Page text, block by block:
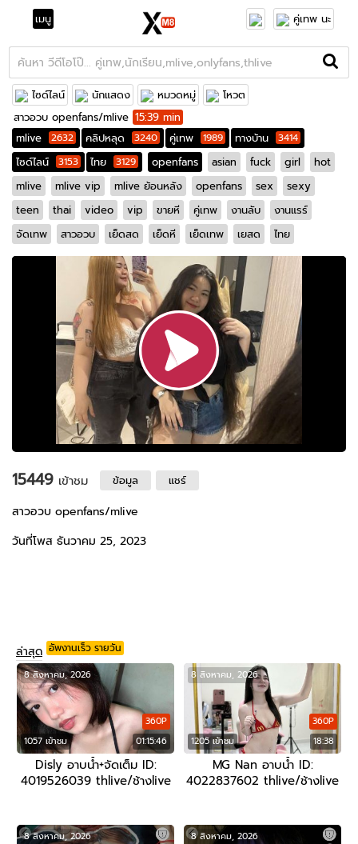
เมนู คู่เทพ นะ
ไซด์ไลน์ นักแสดง หมวดหมู่
โหวต
สาวอวบ openfans/mlive 15:39 min
mlive
2632 คลิปหลุด 3240 คู่เทพ 1989 ทางบ้าน 3414
ไซด์ไลน์ 3153 ไทย 3129 openfans asian fuck girl
hot
mlive
mlive vip mlive ย้อนหลัง openfans sex
sexy
teen
thai video vip ขายหี คู่เทพ งานลับ
งานแรร์
จัดเทพ
สาวอวบ เย็ดสด เย็ดหี เย็ดเทพ เยสด ไทย
15449 เข้าชม ข้อมูล แชร์
สาวอวบ openfans/mlive
วันที่โพส ธันวาคม 25, 2023
ล่าสุด อัพงานเร็ว รายวัน
1057 เข้าชม 01:15:46
360P
8 สิงหาคม, 2026
Disly อาบน้ำ+จัดเต็ม ID:
4019526039 thlive/ช้างlive
1205 เข้าชม 18:38
360P
8 สิงหาคม, 2026
MG Nan อาบน้ำ ID:
4022837602 thlive/ช้างlive
8 สิงหาคม, 2026 8 สิงหาคม, 2026